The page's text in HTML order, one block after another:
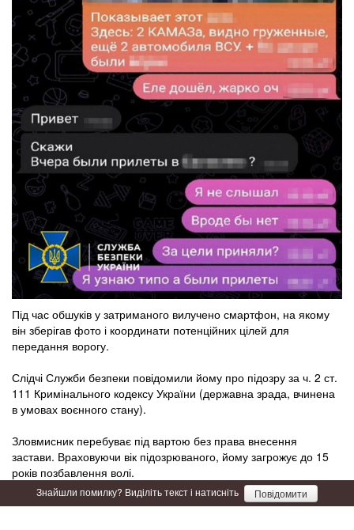
Під час обшуків у затриманого вилучено смартфон, на якому
він зберігав фото і координати потенційних цілей для
передання ворогу.
Слідчі Служби безпеки повідомили йому про підозру за ч. 2 ст.
111 Кримінального кодексу України (державна зрада, вчинена
в умовах воєнного стану).
Зловмисник перебуває під вартою без права внесення
застави. Враховуючи вік підозрюваного, йому загрожує до 15
років позбавлення волі.
Знайшли помилку? Виділіть текст і натисніть Повідомити